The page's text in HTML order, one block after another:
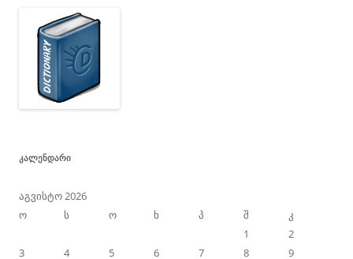
ᲙᲐᲚᲔᲜᲓᲐᲠᲘ
აგვისტო 2026
ო
ს ო ხ პ შ
კ
1
2
3
4 5 6 7 8 9